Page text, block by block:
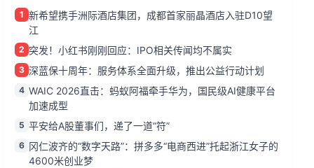
1 新希望携手洲际酒店集团，成都首家丽晶酒店入驻D10望
江
2 突发！小红书刚刚回应：IPO相关传闻均不属实
3 深蓝保十周年：服务体系全面升级，推出公益行动计划
4 WAIC 2026直击：蚂蚁阿福牵手华为，国民级AI健康平台
加速成型
5 平安给A股董事们，递了一道“符”
6 冈仁波齐的“数字天路”：拼多多“电商西进”托起浙江女子的
4600米创业梦